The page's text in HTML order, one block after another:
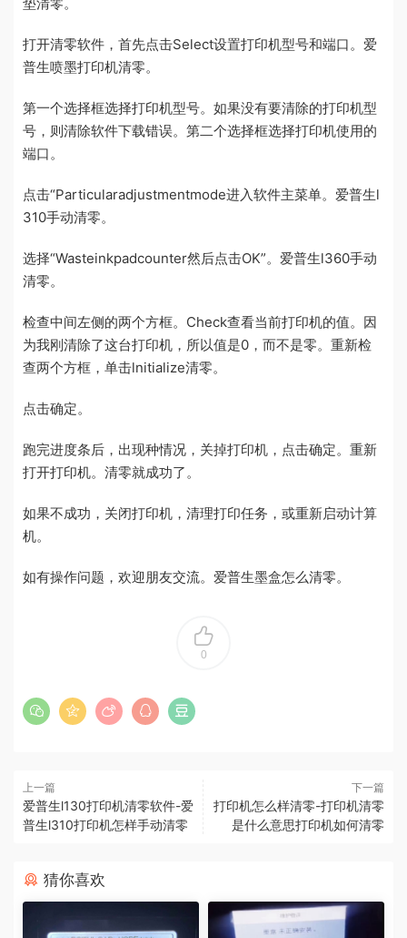
打开清零软件，首先点击Select设置打印机型号和端口。爱
普生喷墨打印机清零。
第一个选择框选择打印机型号。如果没有要清除的打印机型
号，则清除软件下载错误。第二个选择框选择打印机使用的
端口。
点击“Particularadjustmentmode进入软件主菜单。爱普生l
310手动清零。
选择“Wasteinkpadcounter然后点击OK”。爱普生l360手动
清零。
检查中间左侧的两个方框。Check查看当前打印机的值。因
为我刚清除了这台打印机，所以值是0，而不是零。重新检
查两个方框，单击lnitialize清零。
点击确定。
跑完进度条后，出现种情况，关掉打印机，点击确定。重新
打开打印机。清零就成功了。
如果不成功，关闭打印机，清理打印任务，或重新启动计算
机。
如有操作问题，欢迎朋友交流。爱普生墨盒怎么清零。
0
上一篇
爱普生l130打印机清零软件-爱
普生l310打印机怎样手动清零
下一篇
打印机怎么样清零-打印机清零
是什么意思打印机如何清零
猜你喜欢